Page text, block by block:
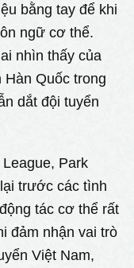
bằng tay để khi
ngữ cơ thể.
nhìn thấy của
Hàn Quốc trong
dắt đội tuyển
Park
trước các tình
tác cơ thể rất
đảm nhận vai trò
Việt Nam,